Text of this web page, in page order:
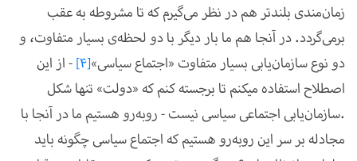
زمان‌مندی بلندتر هم در نظر می‌گیرم که تا مشروطه به عقب
برمی‌گردد. در آنجا هم ما بار دیگر با دو لحظه‌ی بسیار متفاوت، و
دو نوع سازمان‌یابی بسیار متفاوت «اجتماع سیاسی»[4]- از این
اصطلاح استفاده می­کنم تا برجسته کنم که «دولت» تنها شکل
سازمان‌یابی اجتماعی سیاسی نیست - روبه‌رو هستیم.
ما در آنجا با
مجادله بر سر این روبه‌رو هستیم که اجتماع سیاسی چگونه باید